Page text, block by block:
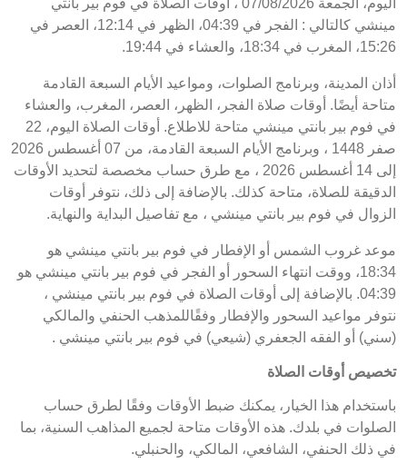
اليوم، الجمعة 07/08/2026 ، أوقات الصلاة في فوم بير بانتي
مينشي كالتالي : الفجر في 04:39، الظهر في 12:14، العصر في
15:26، المغرب في 18:34، والعشاء في 19:44.
أذان المدينة، وبرنامج الصلوات، ومواعيد الأيام السبعة القادمة
متاحة أيضًا. أوقات صلاة الفجر، الظهر، العصر، المغرب، والعشاء
في فوم بير بانتي مينشي متاحة للاطلاع. أوقات الصلاة اليوم، 22
صفر 1448 ، وبرنامج الأيام السبعة القادمة، من 07 أغسطس 2026
إلى 14 أغسطس 2026 ، مع طرق حساب مخصصة لتحديد الأوقات
الدقيقة للصلاة، متاحة كذلك. بالإضافة إلى ذلك، نتوفر أوقات
الزوال في فوم بير بانتي مينشي ، مع تفاصيل البداية والنهاية.
موعد غروب الشمس أو الإفطار في فوم بير بانتي مينشي هو
18:34، ووقت انتهاء السحور أو الفجر في فوم بير بانتي مينشي هو
04:39. بالإضافة إلى أوقات الصلاة في فوم بير بانتي مينشي ،
نتوفر مواعيد السحور والإفطار وفقًاللمذهب الحنفي والمالكي
(سني) أو الفقه الجعفري (شيعي) في فوم بير بانتي مينشي .
تخصيص أوقات الصلاة
باستخدام هذا الخيار، يمكنك ضبط الأوقات وفقًا لطرق حساب
الصلوات في بلدك. هذه الأوقات متاحة لجميع المذاهب السنية، بما
في ذلك الحنفي، الشافعي، المالكي، والحنبلي.